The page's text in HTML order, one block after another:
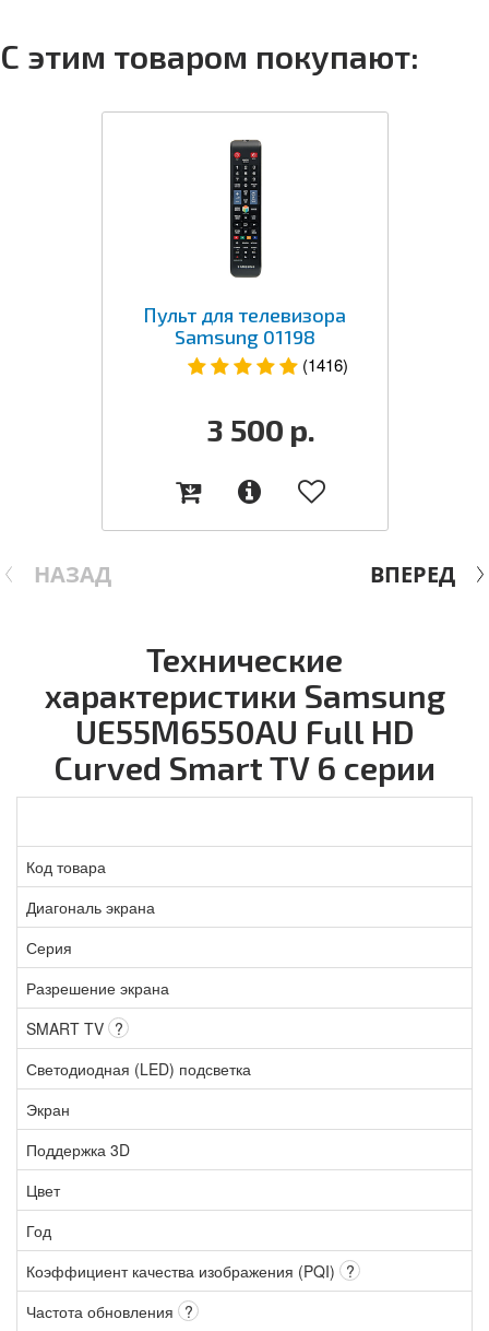
С этим товаром покупают:
НАЗАД
Пульт для телевизора
Samsung 01198
(1416)
3 500 р.
ВПЕРЕД
Технические
характеристики Samsung
UE55M6550AU Full HD
Curved Smart TV 6 серии
Код товара
Диагональ экрана
Серия
Разрешение экрана
SMART TV ?
Светодиодная (LED) подсветка
Экран
Поддержка 3D
Цвет
Год
Коэффициент качества изображения (PQI) ?
Частота обновления ?